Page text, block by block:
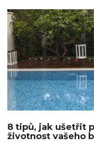
8 tipů, jak ušetřit
životnost vašeho